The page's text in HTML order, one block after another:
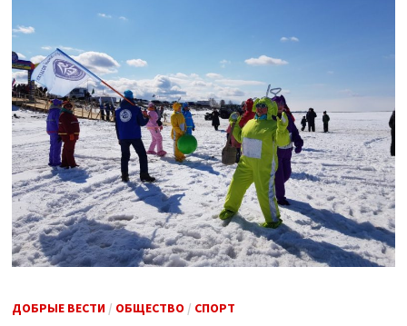
ДОБРЫЕ ВЕСТИ/ ОБЩЕСТВО / СПОРТ